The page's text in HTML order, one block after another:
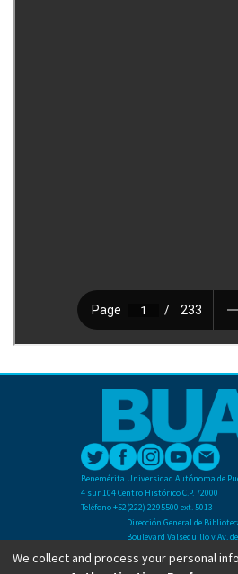
Benemérita Universidad Autónoma de
4 sur 104 Centro Histórico C.P. 72000
Teléfono +52(222) 2295500 ext. 5013
Dirección General de
Boulevard Valsequillo y Av.
Ciudad Universitaria. Col.
C.P. 72570
We collect and process your personal